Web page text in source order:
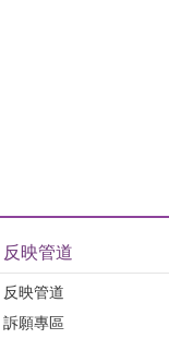
反映管道
反映管道
訴願專區